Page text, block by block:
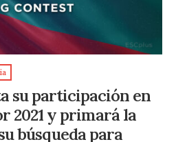
su participación en
2021 y primará la
búsqueda para